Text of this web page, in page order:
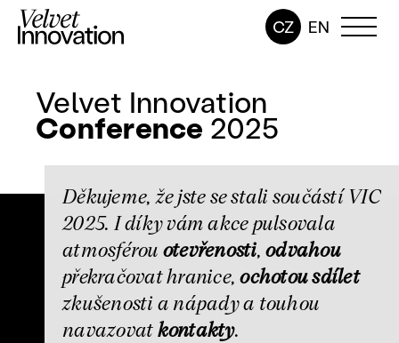
CZ EN
2025 Brno
Velvet Innovation
Conference 2025
Děkujeme, že jste se stali součástí VIC
2025. I díky vám akce pulsovala
atmosférou otevřenosti, odvahou
překračovat hranice,ochotou sdílet
zkušenosti a nápady a touhou
navazovatkontakty.